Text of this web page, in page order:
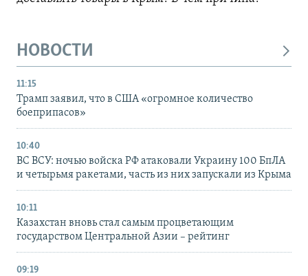
НОВОСТИ
11:15
Трамп заявил, что в США «огромное количество
боеприпасов»
10:40
ВС ВСУ: ночью войска РФ атаковали Украину 100 БпЛА
и четырьмя ракетами, часть из них запускали из Крыма
10:11
Казахстан вновь стал самым процветающим
государством Центральной Азии – рейтинг
09:19